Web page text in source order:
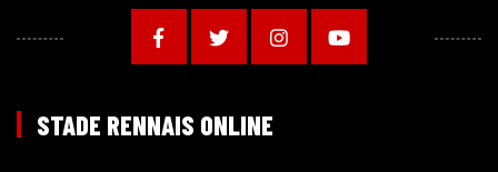
STADE RENNAIS ONLINE